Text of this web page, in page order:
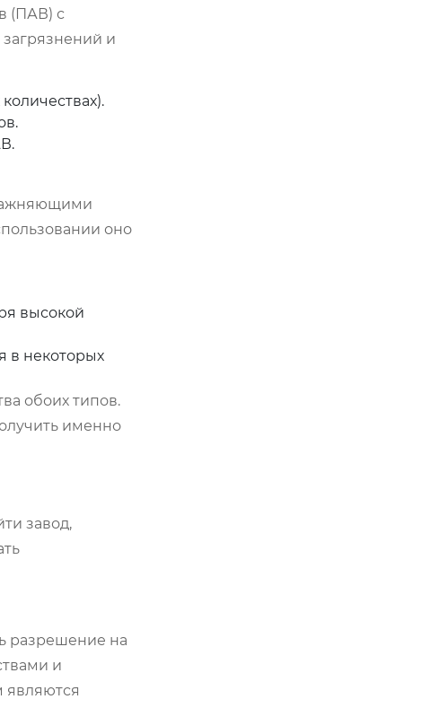
(ПАВ) с
и
оно
высокой
в некоторых
обоих типов.
именно
завод,
разрешение на
и
являются